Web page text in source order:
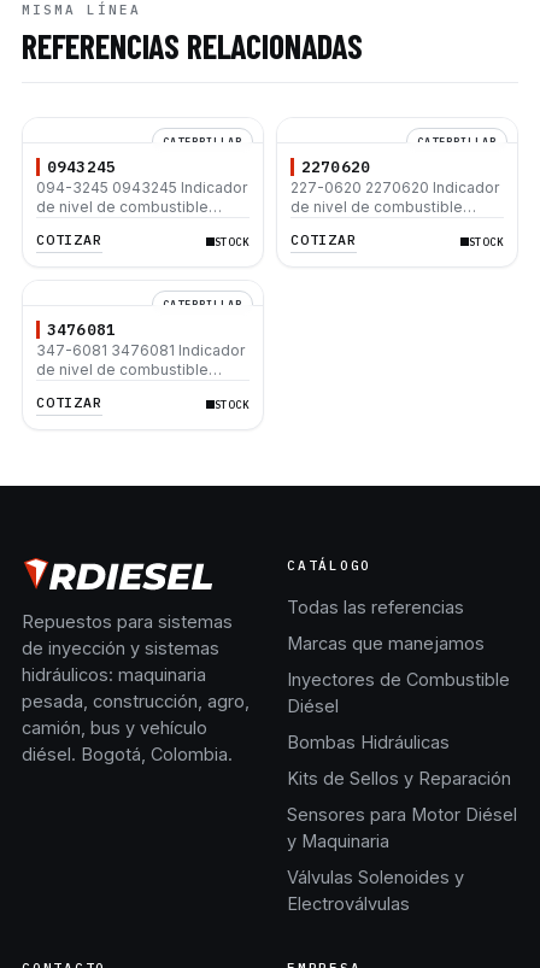
MISMA LÍNEA
REFERENCIAS RELACIONADAS
CATERPILLAR
0943245
094-3245 0943245 Indicador
de nivel de combustible
320D 312D 312D L 312C 336D
COTIZAR STOCK
CATERPILLAR
2270620
227-0620 2270620 Indicador
de nivel de combustible
320D 312D 312D L 312C 336D
COTIZAR STOCK
CATERPILLAR
3476081
347-6081 3476081 Indicador
de nivel de combustible
320D 312D 312D L 312C 336D
COTIZAR STOCK
Repuestos para sistemas
de inyección y sistemas
hidráulicos: maquinaria
pesada, construcción, agro,
camión, bus y vehículo
diésel. Bogotá, Colombia.
CATÁLOGO
Todas las referencias
Marcas que manejamos
Inyectores de Combustible
Diésel
Bombas Hidráulicas
Kits de Sellos y Reparación
Sensores para Motor Diésel
y Maquinaria
Válvulas Solenoides y
Electroválvulas